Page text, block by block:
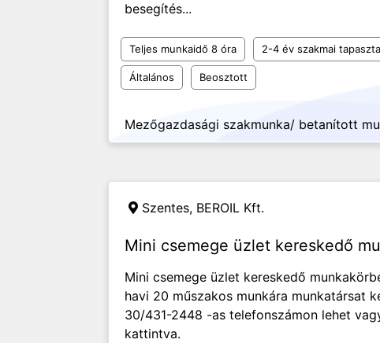
besegítés...
Teljes munkaidő 8 óra 2-4 év szakmai
Általános Beosztott
Mezőgazdasági szakmunka/ betanított
Szentes, BEROIL Kft.
Mini csemege üzlet kereskedő
Mini csemege üzlet kereskedő
havi 20 műszakos munkára munkatársat
30/431-2448 -as telefonszámon lehet
kattintva.